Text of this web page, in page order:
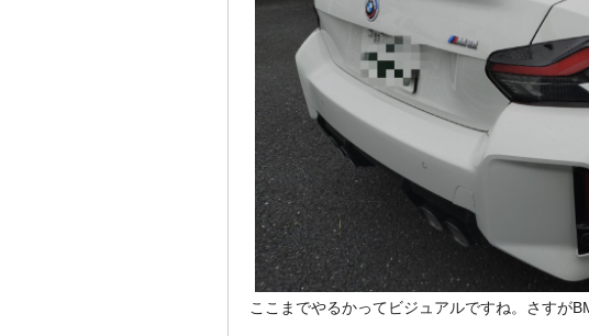
ここまでやるかってビジュアルですね。さすが